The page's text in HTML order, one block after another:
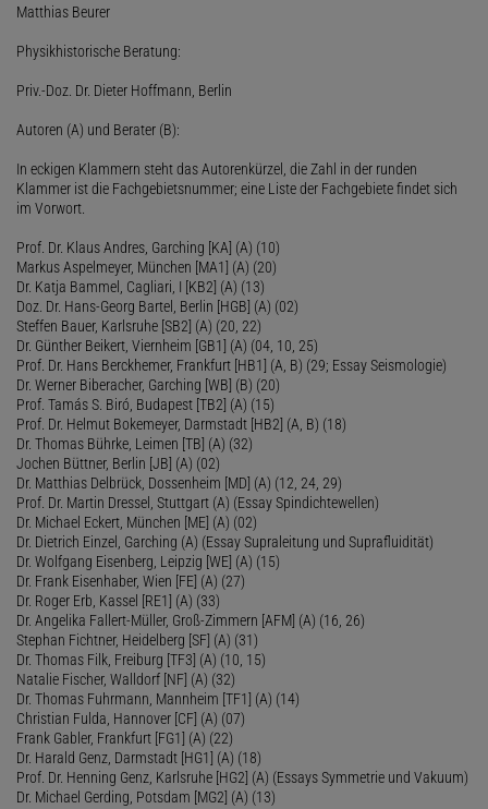
Matthias Beurer
Physikhistorische Beratung:
Priv.-Doz. Dr. Dieter Hoffmann, Berlin
Autoren (A) und Berater (B):
In eckigen Klammern steht das Autorenkürzel, die Zahl in der runden
Klammer ist die Fachgebietsnummer; eine Liste der Fachgebiete findet sich
im Vorwort.
Prof. Dr. Klaus Andres, Garching [KA] (A) (10)
Markus Aspelmeyer, München [MA1] (A) (20)
Dr. Katja Bammel, Cagliari, I [KB2] (A) (13)
Doz. Dr. Hans-Georg Bartel, Berlin [HGB] (A) (02)
Steffen Bauer, Karlsruhe [SB2] (A) (20, 22)
Dr. Günther Beikert, Viernheim [GB1] (A) (04, 10, 25)
Prof. Dr. Hans Berckhemer, Frankfurt [HB1] (A, B) (29; Essay Seismologie)
Dr. Werner Biberacher, Garching [WB] (B) (20)
Prof. Tamás S. Biró, Budapest [TB2] (A) (15)
Prof. Dr. Helmut Bokemeyer, Darmstadt [HB2] (A, B) (18)
Dr. Thomas Bührke, Leimen [TB] (A) (32)
Jochen Büttner, Berlin [JB] (A) (02)
Dr. Matthias Delbrück, Dossenheim [MD] (A) (12, 24, 29)
Prof. Dr. Martin Dressel, Stuttgart (A) (Essay Spindichtewellen)
Dr. Michael Eckert, München [ME] (A) (02)
Dr. Dietrich Einzel, Garching (A) (Essay Supraleitung und Suprafluidität)
Dr. Wolfgang Eisenberg, Leipzig [WE] (A) (15)
Dr. Frank Eisenhaber, Wien [FE] (A) (27)
Dr. Roger Erb, Kassel [RE1] (A) (33)
Dr. Angelika Fallert-Müller, Groß-Zimmern [AFM] (A) (16, 26)
Stephan Fichtner, Heidelberg [SF] (A) (31)
Dr. Thomas Filk, Freiburg [TF3] (A) (10, 15)
Natalie Fischer, Walldorf [NF] (A) (32)
Dr. Thomas Fuhrmann, Mannheim [TF1] (A) (14)
Christian Fulda, Hannover [CF] (A) (07)
Frank Gabler, Frankfurt [FG1] (A) (22)
Dr. Harald Genz, Darmstadt [HG1] (A) (18)
Prof. Dr. Henning Genz, Karlsruhe [HG2] (A) (Essays Symmetrie und Vakuum)
Dr. Michael Gerding, Potsdam [MG2] (A) (13)